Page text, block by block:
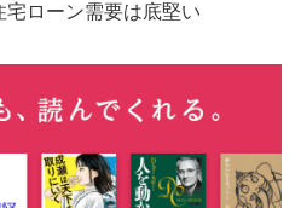
宅ローン需要は底堅い